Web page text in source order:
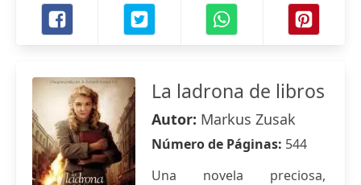
La ladrona de libros
Autor: Markus Zusak
Número de Páginas: 544
Una novela preciosa,